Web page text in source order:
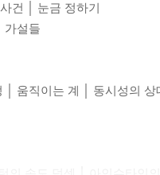
건 │ 눈금 정하기
가설들
│ 움직이는 계 │ 동시성의